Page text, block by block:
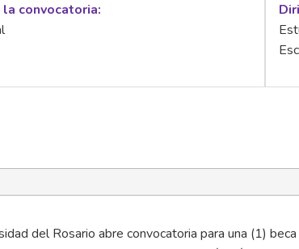
convocatoria
del Rosario abre convocatoria para una (1)